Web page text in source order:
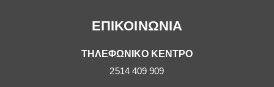
ΕΠΙΚΟΙΝΩΝΙΑ
ΤΗΛΕΦΩΝΙΚΟ ΚΕΝΤΡΟ
2514 409 909